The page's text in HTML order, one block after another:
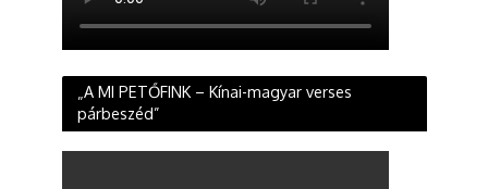
„A MI PETŐFINK – Kínai-magyar verses
párbeszéd”